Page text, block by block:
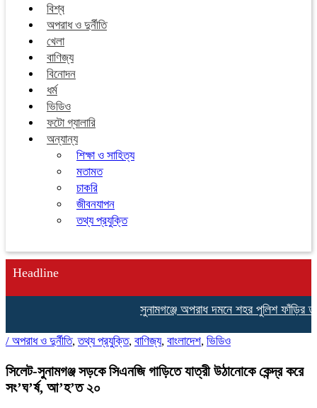
বিশ্ব
অপরাধ ও দুর্নীতি
খেলা
বাণিজ্য
বিনোদন
ধর্ম
ভিডিও
ফটো গ্যালারি
অন্যান্য
শিক্ষা ও সাহিত্য
মতামত
চাকরি
জীবনযাপন
তথ্য প্রযুক্তি
Headline
সুনামগঞ্জে অপরাধ দমনে শহর পুলিশ ফাঁড়ির
/ অপরাধ ও দুর্নীতি,তথ্য প্রযুক্তি, বাণিজ্য, বাংলাদেশ, ভিডিও
সিলেট-সুনামগঞ্জ সড়কে সিএনজি গাড়িতে যাত্রী উঠানোকে কেন্দ্র করে
সং’ঘ’র্ষ, আ’হ’ত ২০